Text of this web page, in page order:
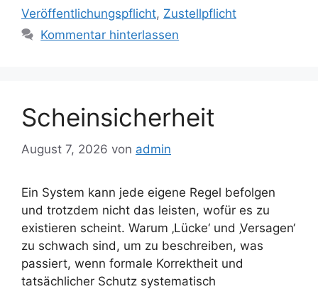
Veröffentlichungspflicht, Zustellpflicht
Kommentar hinterlassen
Scheinsicherheit
August 7, 2026 von admin
Ein System kann jede eigene Regel befolgen
und trotzdem nicht das leisten, wofür es zu
existieren scheint. Warum ‚Lücke‘ und ‚Versagen‘
zu schwach sind, um zu beschreiben, was
passiert, wenn formale Korrektheit und
tatsächlicher Schutz systematisch